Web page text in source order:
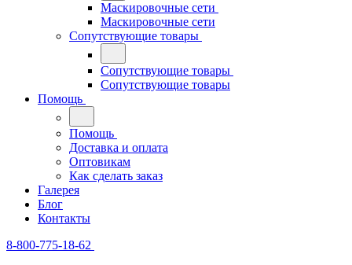
Маскировочные сети
Маскировочные сети
Сопутствующие товары
Сопутствующие товары
Сопутствующие товары
Помощь
Помощь
Доставка и оплата
Оптовикам
Как сделать заказ
Галерея
Блог
Контакты
8-800-775-18-62